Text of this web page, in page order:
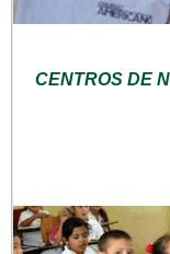
CENTROS DE